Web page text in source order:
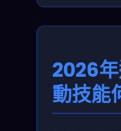
2026
動技能